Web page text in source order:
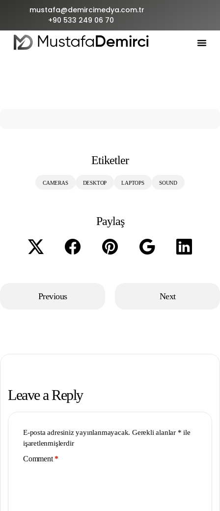
mustafa@demircimedya.com.tr
+90 533 249 06 70
Etiketler
CAMERAS DESKTOP LAPTOPS SOUND
Paylaş
Previous Next
Leave a Reply
E-posta adresiniz yayınlanmayacak. Gerekli alanlar * ile
işaretlenmişlerdir
Comment*